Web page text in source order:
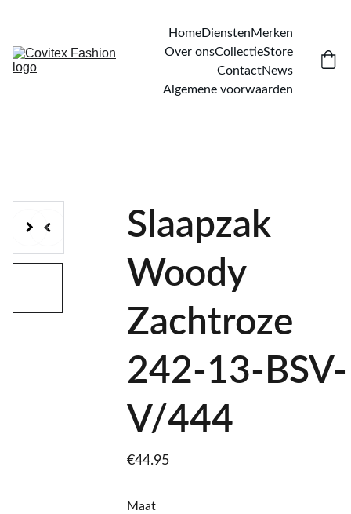
HomeDienstenMerken
Over onsCollectieStore
ContactNews
Algemene voorwaarden
Slaapzak
Woody
Zachtroze
242-13-BSV-
V/444
€44.95
Maat